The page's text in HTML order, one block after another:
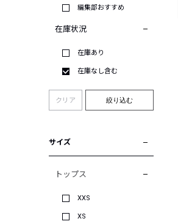
編集部おすすめ
在庫状況
在庫あり
在庫なし含む
クリア 絞り込む
サイズ
トップス
XXS
XS